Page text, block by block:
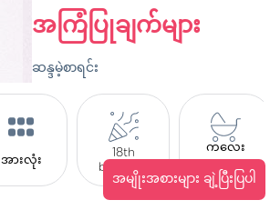
အကြံပြုချက်များ
ဆန္ဒမဲ့စာရင်း
အားလုံး
18th
birthday
ကလေး
များ
အမျိုးအစားများ ချဲ့ပြီးပြပါ